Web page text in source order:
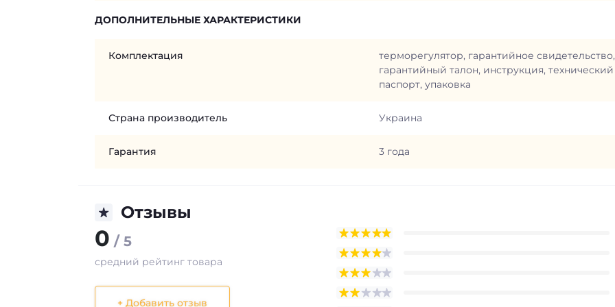
ДОПОЛНИТЕЛЬНЫЕ ХАРАКТЕРИСТИКИ
Комплектация
терморегулятор, гарантийное свидетельство,
гарантийный талон, инструкция, технический
паспорт, упаковка
Страна производитель Украина
Гарантия 3 года
Отзывы
0 / 5
средний рейтинг товара
+ Добавить отзыв